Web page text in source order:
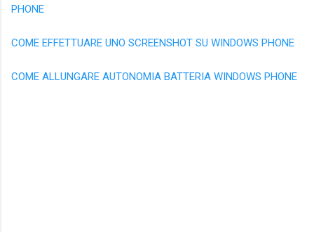
PHONE
COME EFFETTUARE UNO SCREENSHOT SU WINDOWS PHONE
COME ALLUNGARE AUTONOMIA BATTERIA WINDOWS PHONE